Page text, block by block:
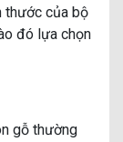
thước của bộ
đó lựa chọn
gỗ thường